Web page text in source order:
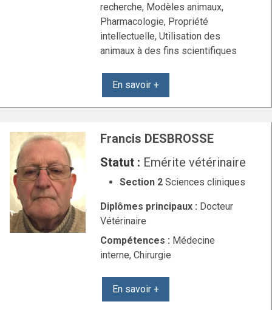
recherche, Modèles animaux,
Pharmacologie, Propriété
intellectuelle, Utilisation des
animaux à des fins scientifiques
En savoir +
Francis DESBROSSE
Statut : Emérite vétérinaire
Section 2Sciences cliniques
Diplômes principaux : Docteur
Vétérinaire
Compétences :
interne, Chirurgie
En savoir +